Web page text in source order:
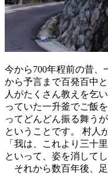
今から700年程前の昔、
から予言まで百発百中
人がたくさん教えを乞
っていた一升釜でご飯
ってどんどん振る舞う
ということです。 村人
「我は、これより三十
といって、姿を消して
それから数百年後、